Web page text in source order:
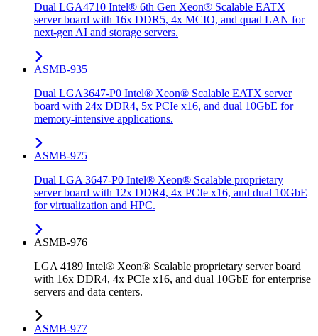
Dual LGA4710 Intel® 6th Gen Xeon® Scalable EATX
server board with 16x DDR5, 4x MCIO, and quad LAN for
next-gen AI and storage servers.
ASMB-935
Dual LGA3647-P0 Intel® Xeon® Scalable EATX server
board with 24x DDR4, 5x PCIe x16, and dual 10GbE for
memory-intensive applications.
ASMB-975
Dual LGA 3647-P0 Intel® Xeon® Scalable proprietary
server board with 12x DDR4, 4x PCIe x16, and dual 10GbE
for virtualization and HPC.
ASMB-976
LGA 4189 Intel® Xeon® Scalable proprietary server board
with 16x DDR4, 4x PCIe x16, and dual 10GbE for enterprise
servers and data centers.
ASMB-977